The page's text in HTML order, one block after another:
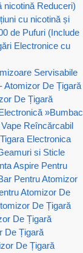
nicotină Reduceri)
cu nicotină și
de Pufuri (Include
Electronice cu
Servisabile
Atomizor De Țigară
De Țigară
»Bumbac
Reîncărcabil
Electronica
si Sticle
Aspire Pentru
Pentru Atomizor
Atomizor De
De Țigară
De Țigară
De Țigară
De Țigară